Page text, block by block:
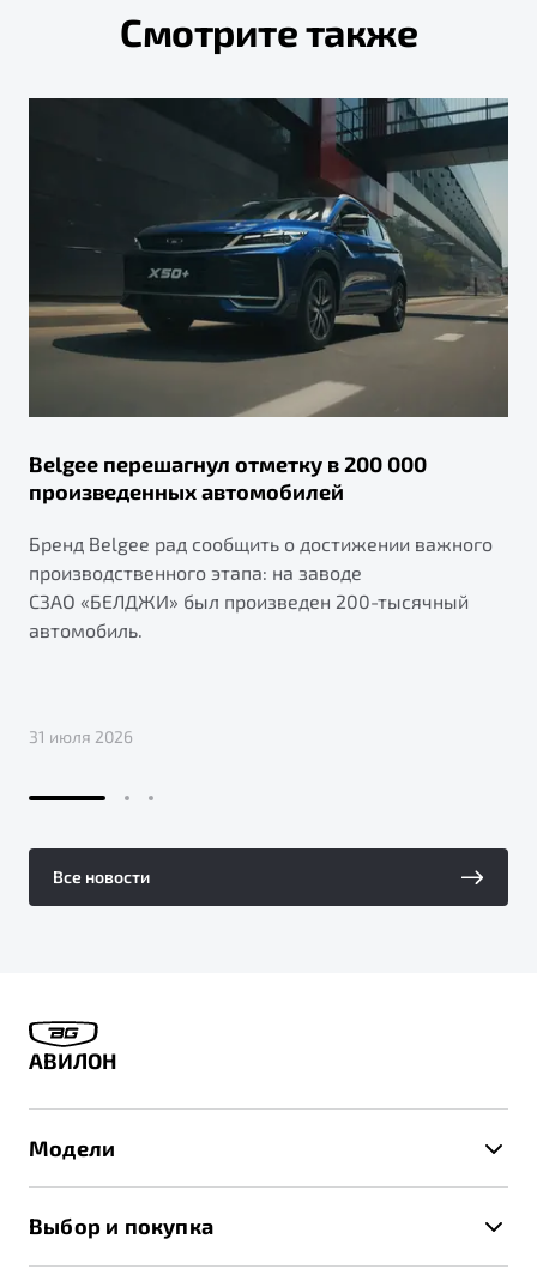
Смотрите также
Belgee перешагнул отметку в 200 000
произведенных автомобилей
Бренд Belgee рад сообщить о достижении важного
производственного этапа: на заводе
СЗАО «БЕЛДЖИ» был произведен 200-тысячный
автомобиль.
31 июля 2026
Все новости
АВИЛОН
Модели
Выбор и покупка